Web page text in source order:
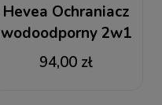
Hevea Ochraniacz
wodoodporny 2w1
80x200 / 200x80
frotte
94,00 zł